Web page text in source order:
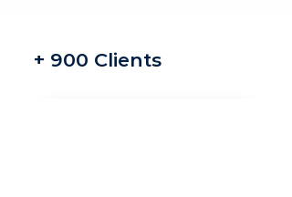
+ 900 Clients